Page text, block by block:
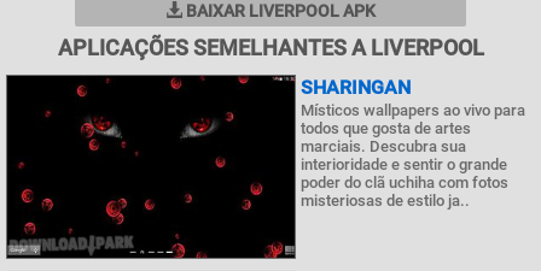
BAIXAR LIVERPOOL APK
APLICAÇÕES SEMELHANTES A LIVERPOOL
SHARINGAN
Místicos wallpapers ao vivo para
todos que gosta de artes
marciais. Descubra sua
interioridade e sentir o grande
poder do clã uchiha com fotos
misteriosas de estilo ja..